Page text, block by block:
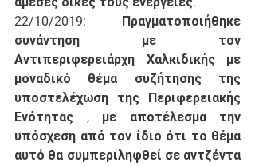
22/10/2019: Πραγματοποιήθηκε
συνάντηση με τον
Αντιπεριφερειάρχη Χαλκιδικής με
μοναδικό θέμα συζήτησης της
υποστελέχωση της Περιφερειακής
Ενότητας , με αποτέλεσμα την
υπόσχεση από τον ίδιο ότι το θέμα
αυτό θα συμπεριληφθεί σε αντζέντα